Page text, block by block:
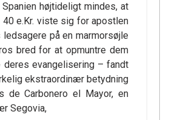
højtideligt mindes, at
e.Kr. viste sig for apostlen
ledsagere på en marmorsøjle
bred for at opmuntre dem
evangelisering – fandt
ekstraordinær betydning
de Carbonero el Mayor, en
Segovia,